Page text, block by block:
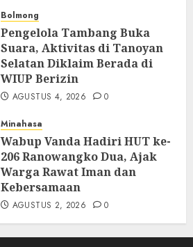
Bolmong
Pengelola Tambang Buka
Suara, Aktivitas di Tanoyan
Selatan Diklaim Berada di
WIUP Berizin
AGUSTUS 4, 2026 0
Minahasa
Wabup Vanda Hadiri HUT ke-
206 Ranowangko Dua, Ajak
Warga Rawat Iman dan
Kebersamaan
AGUSTUS 2, 2026 0